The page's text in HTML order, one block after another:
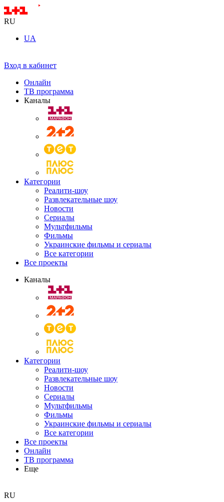
RU
UA
Вход в кабинет
Онлайн
ТВ программа
Каналы
Категории
Реалити-шоу
Развлекательные шоу
Новости
Сериалы
Мультфильмы
Фильмы
Украинские фильмы и сериалы
Все категории
Все проекты
Каналы
Категории
Реалити-шоу
Развлекательные шоу
Новости
Сериалы
Мультфильмы
Фильмы
Украинские фильмы и сериалы
Все категории
Все проекты
Онлайн
ТВ программа
Еще
RU